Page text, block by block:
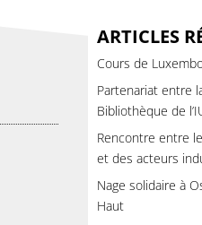
ARTICLES
Cours de
Partenariat entre
Bibliothèque de
Rencontre entre
et des acteurs
Nage solidaire à
Haut